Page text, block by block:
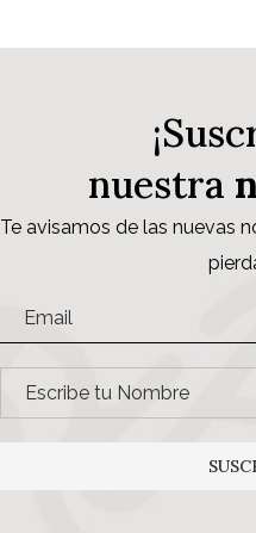
nuestra
Te avisamos de las nuevas